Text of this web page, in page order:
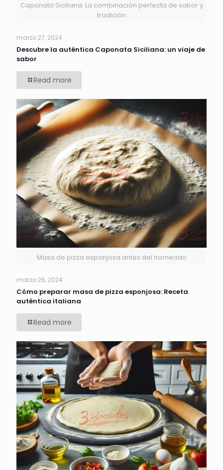
Caponata Siciliana: La combinación perfecta de sabor y
tradición
marzo 27, 2024
Descubre la auténtica Caponata Siciliana: un viaje de
sabor
Read more
Masa de pizza esponjosa antes del horneado
marzo 26, 2024
Cómo preparar masa de pizza esponjosa: Receta
auténtica italiana
Read more